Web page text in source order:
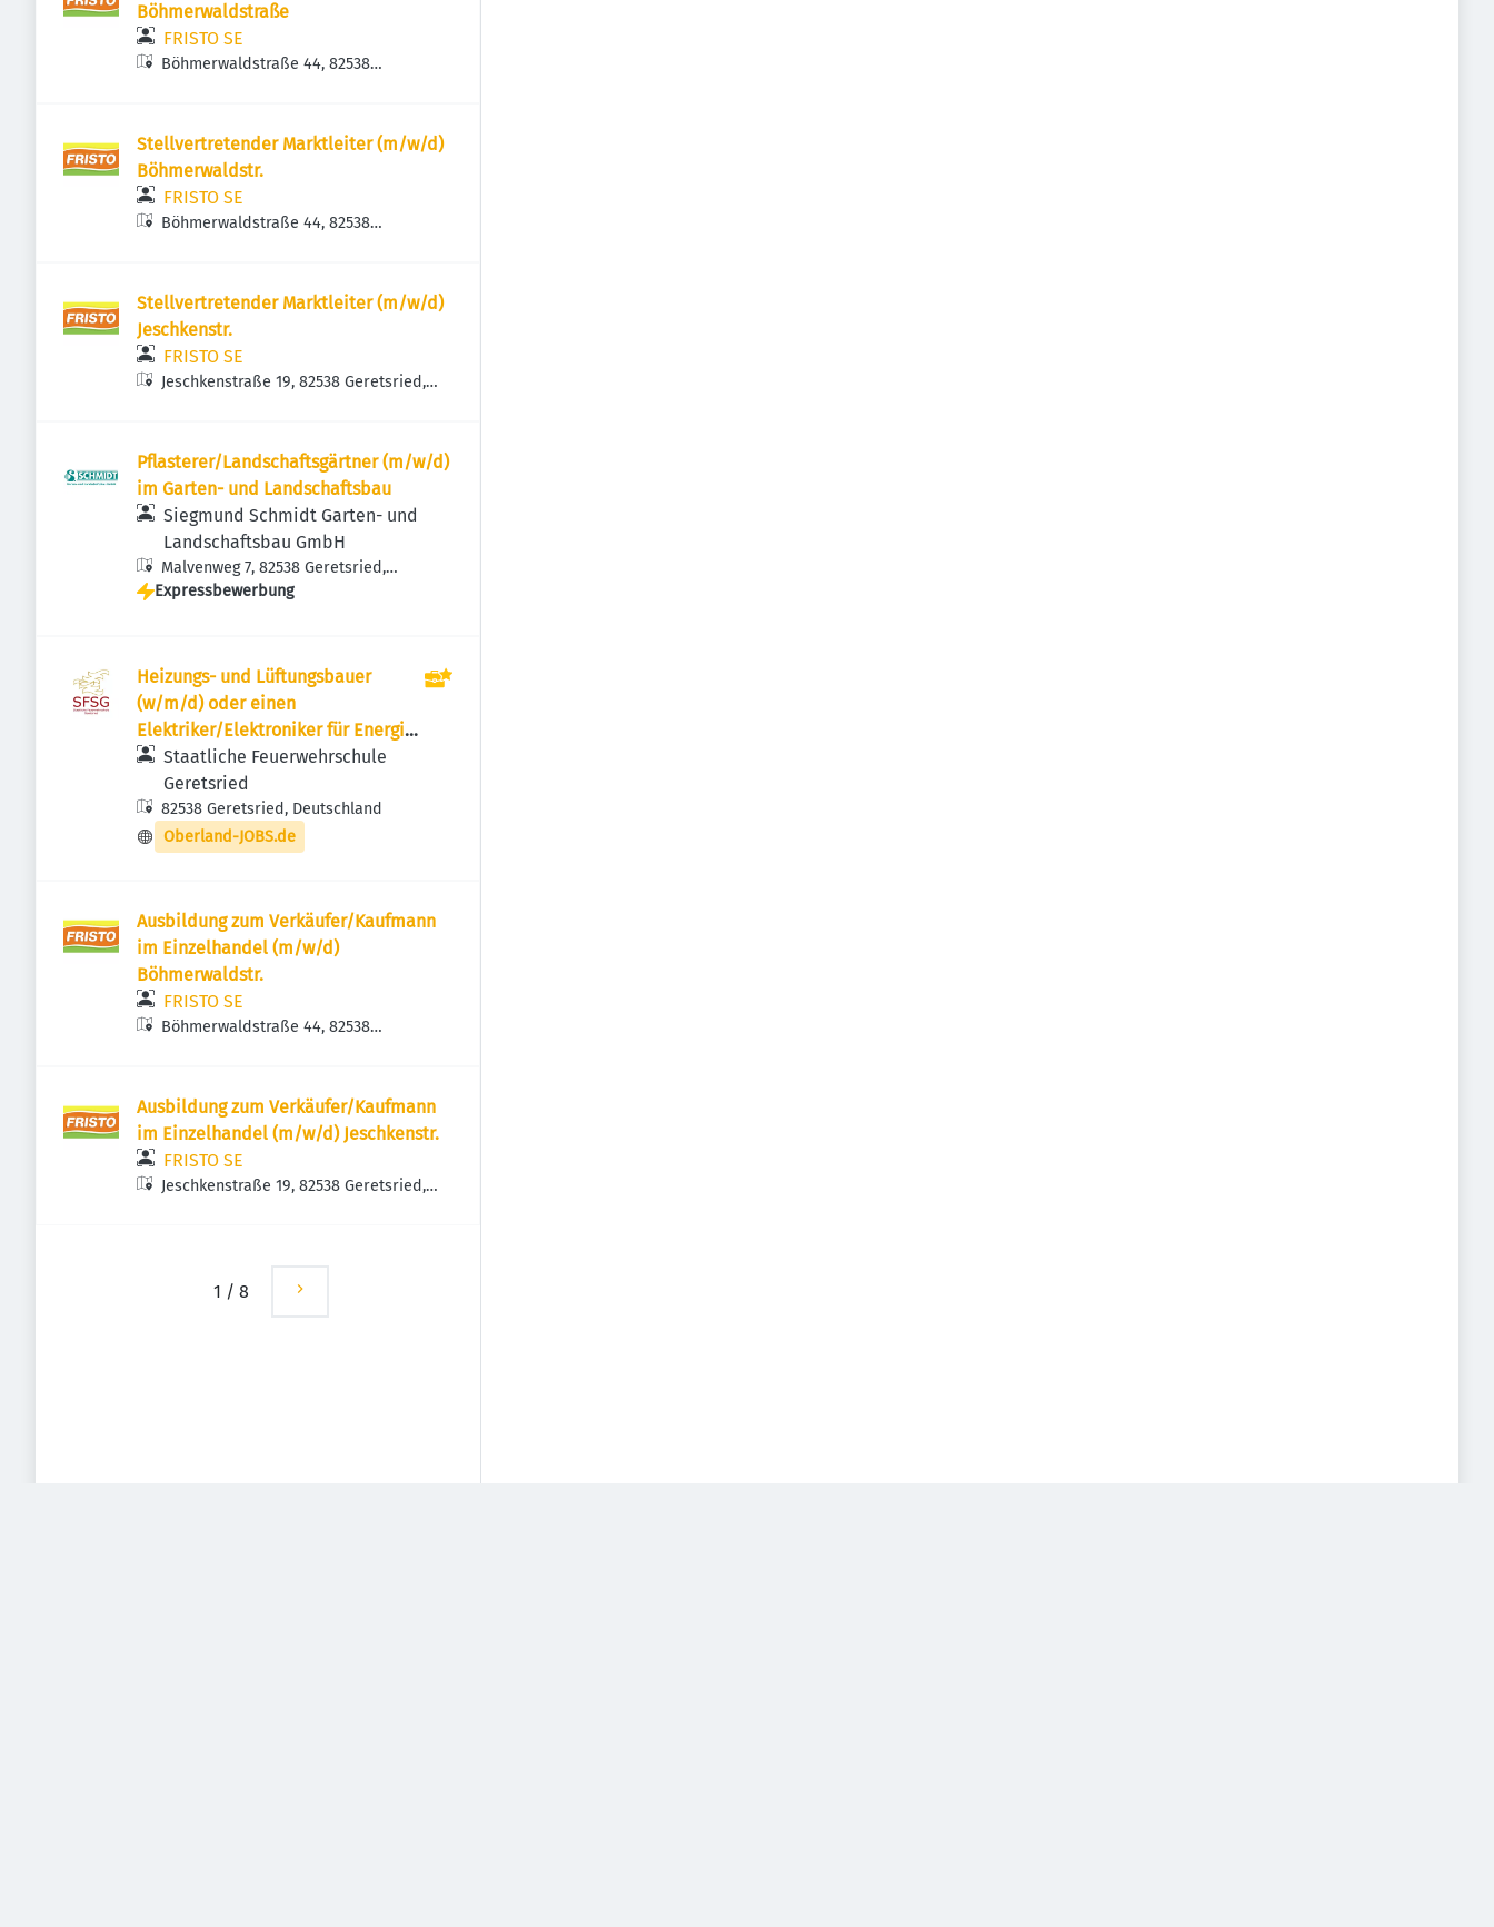
Böhmerwaldstraße
FRISTO SE
Böhmerwaldstraße 44, 82538
Stellvertretender Marktleiter (m/w/d)
Böhmerwaldstr.
FRISTO SE
Böhmerwaldstraße 44, 82538
Stellvertretender Marktleiter (m/w/d)
Jeschkenstr.
FRISTO SE
Jeschkenstraße 19, 82538 Geretsried,
Pflasterer/Landschaftsgärtner (m/w/d)
im Garten- und Landschaftsbau
Siegmund Schmidt Garten- und
Landschaftsbau GmbH
Malvenweg 7, 82538 Geretsried,
Deutschland
Expressbewerbung
Heizungs- und Lüftungsbauer
(w/m/d) oder einen
Elektriker/Elektroniker für Energie
und Gebäudetechnik(w/m/d)
Staatliche Feuerwehrschule
Geretsried
82538 Geretsried, Deutschland
Oberland-JOBS.de
Ausbildung zum Verkäufer/Kaufmann
im Einzelhandel (m/w/d)
Böhmerwaldstr.
FRISTO SE
Böhmerwaldstraße 44, 82538
Ausbildung zum Verkäufer/Kaufmann
im Einzelhandel (m/w/d) Jeschkenstr.
FRISTO SE
Jeschkenstraße 19, 82538 Geretsried,
1 / 8